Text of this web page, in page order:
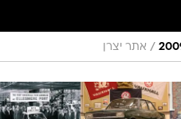
/ אתר יצרן